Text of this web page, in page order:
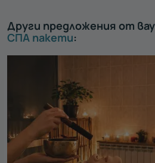
Други предложения от
СПА пакети: